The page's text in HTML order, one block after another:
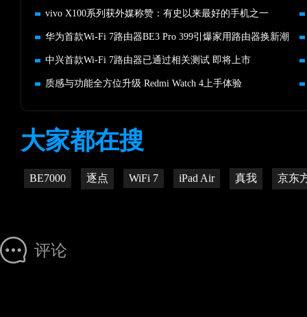
vivo X100系列获外媒称赞：有史以来最好的手机之一
华为首款Wi-Fi 7路由器BE3 Pro 399引爆家用路由器换新潮
中兴首款Wi-Fi 7路由器已通过相关测试 即将上市
质感与功能全方位升级 Redmi Watch 4上手体验
大家都在搜
BE7000 逐点 WiFi 7 iPad Air 真我 京东
评论